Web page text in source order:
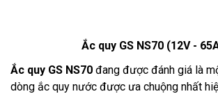
Ắc quy GS NS70 (12V -
Ắc quy GS NS70 đang được đánh giá là
dòng ắc quy nước được ưa chuộng nhất